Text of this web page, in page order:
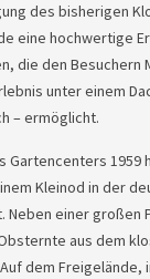
des bisherigen
eine hochwertige
die den Besuchern
unter einem
– ermöglicht.
Gartencenters 1959
Kleinod in der
Neben einer großen
aus dem
dem Freigelände,